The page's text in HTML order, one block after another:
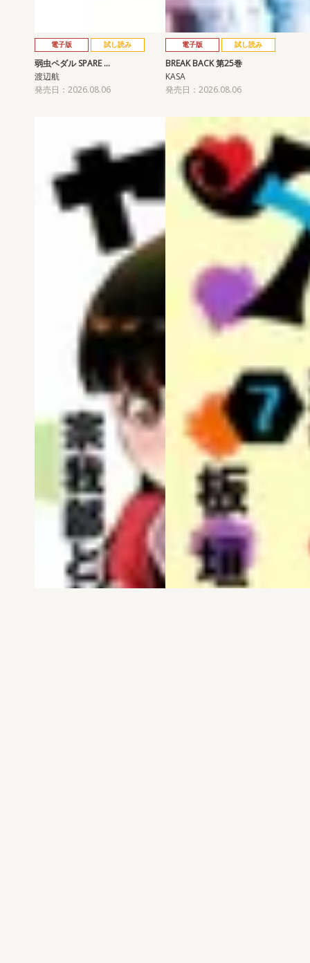
電子版 試し読み
弱虫ペダル SPARE …
渡辺航
発売日：2026.08.06
電子版 試し読み
BREAK BACK 第25巻
KASA
発売日：2026.08.06